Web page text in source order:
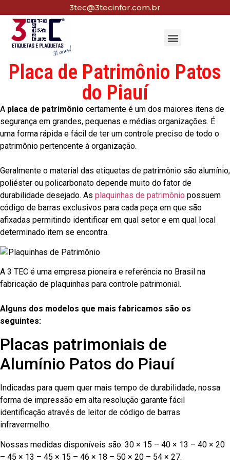
3tec@3tecinfor.com.br
Placa de Patrimônio Patos
do Piauí
A placa de patrimônio certamente é um dos maiores itens de
segurança em grandes, pequenas e médias organizações. É
uma forma rápida e fácil de ter um controle preciso de todo o
patrimônio pertencente à organização.
Geralmente o material das etiquetas de patrimônio são alumínio,
poliéster ou policarbonato depende muito do fator de
durabilidade desejado. As plaquinhas de patrimônio possuem
código de barras exclusivos para cada peça em que são
afixadas permitindo identificar em qual setor e em qual local
determinado item se encontra.
A 3 TEC é uma empresa pioneira e referência no Brasil na
fabricação de plaquinhas para controle patrimonial.
Alguns dos modelos que mais fabricamos são os
seguintes:
Placas patrimoniais de
Alumínio Patos do Piauí
Indicadas para quem quer mais tempo de durabilidade, nossa
forma de impressão em alta resolução garante fácil
identificação através de leitor de código de barras
infravermelho.
Nossas medidas disponíveis são: 30 × 15 – 40 × 13 – 40 × 20
– 45 × 13 – 45 × 15 – 46 × 18 – 50 × 20 – 54 × 27.